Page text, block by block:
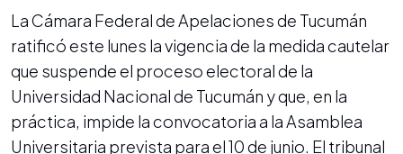
La Cámara Federal de Apelaciones de Tucumán
ratificó este lunes la vigencia de la medida cautelar
que suspende el proceso electoral de la
Universidad Nacional de Tucumán y que, en la
práctica, impide la convocatoria a la Asamblea
Universitaria prevista para el 10 de junio. El tribunal